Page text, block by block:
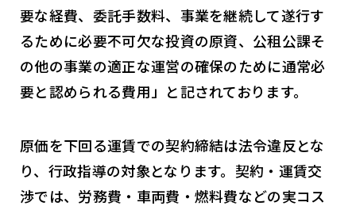
要な経費、委託手数料、事業を継続して遂行す
るために必要不可欠な投資の原資、公租公課そ
の他の事業の適正な運営の確保のために通常必
要と認められる費用」と記されております。
原価を下回る運賃での契約締結は法令違反とな
り、行政指導の対象となります。契約・運賃交
渉では、労務費・車両費・燃料費などの実コス